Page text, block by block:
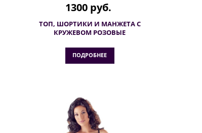
1300 руб.
ТОП, ШОРТИКИ И МАНЖЕТА С
КРУЖЕВОМ РОЗОВЫЕ
ПОДРОБНЕЕ